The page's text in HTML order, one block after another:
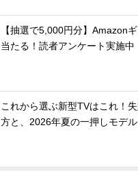
【抽選で5,000円分】Amazon
当たる！読者アンケート実施中
これから選ぶ新型TVはこれ！
方と、2026年夏の一押しモデル